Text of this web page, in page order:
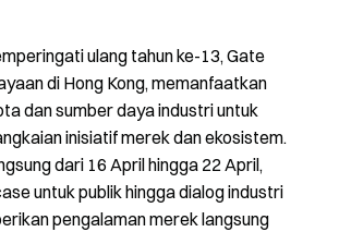
ulang tahun ke-13, Gate
di Hong Kong, memanfaatkan
dan sumber daya industri untuk
inisiatif merek dan ekosistem.
dari 16 April hingga 22 April,
untuk publik hingga dialog industri
pengalaman merek langsung